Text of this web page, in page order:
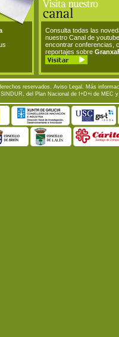
Consulta todas las
nuestro Canal de
encontrar conferencias,
reportajes sobre
reservados. Aviso Legal . Más
del Plan Nacional de I+D+i de MEC